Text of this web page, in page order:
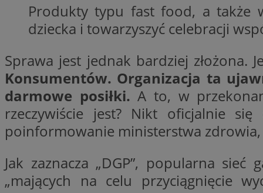
Produkty typu fast food, a także
dziecka i towarzyszyć celebracji
Sprawa jest jednak bardziej złożona.
Konsumentów. Organizacja ta
darmowe posiłki. A to, w
rzeczywiście jest? Nikt oficjalnie
poinformowanie ministerstwa
Jak zaznacza „DGP”, popularna
„mających na celu przyciągnięcie
_ga_VBEXFQ7ESL
_ga
Nazwa
tuuid_lu
tuuid_lu
Nazwa
ADK_EX_11
__mguid_